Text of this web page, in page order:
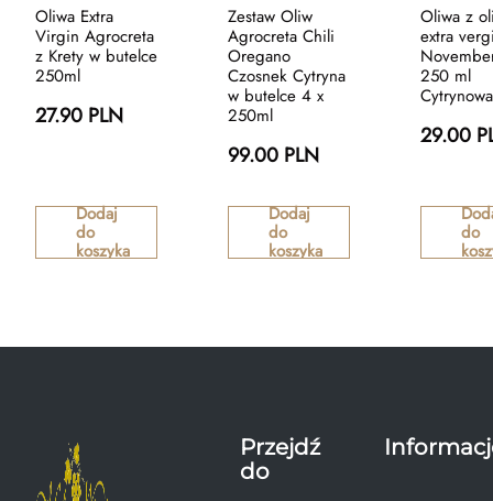
Oliwa Extra
Virgin Agrocreta
z Krety w butelce
250ml
27.90 PLN
Dodaj
do
koszyka
Zestaw Oliw
Agrocreta Chili
Oregano
Czosnek Cytryna
w butelce 4 x
250ml
99.00 PLN
Dodaj
do
koszyka
Oliwa z
extra
250 ml
Cytrynowa
29.00
do
Przejdź
do